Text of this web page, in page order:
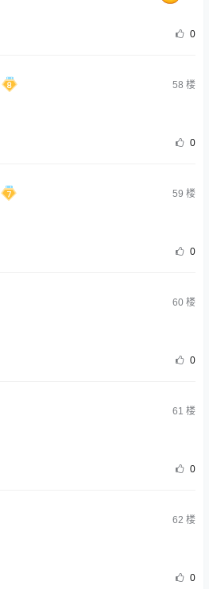
0
58 楼
0
59 楼
0
60楼
0
61 楼
0
62 楼
0